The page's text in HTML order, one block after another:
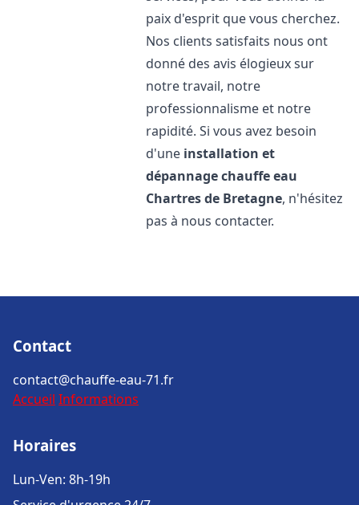
paix d'esprit que vous cherchez.
Nos clients satisfaits nous ont
donné des avis élogieux sur
notre travail, notre
professionnalisme et notre
rapidité. Si vous avez besoin
d'une installation et
dépannage chauffe eau
Chartres de Bretagne, n'hésitez
pas à nous contacter.
Contact
contact@chauffe-eau-71.fr
Accueil Informations
Horaires
Lun-Ven: 8h-19h